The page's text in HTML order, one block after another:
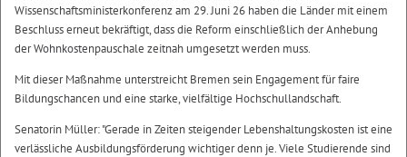
Wissenschaftsministerkonferenz am 29. Juni 26 haben die Länder mit einem
Beschluss erneut bekräftigt, dass die Reform einschließlich der Anhebung
der Wohnkostenpauschale zeitnah umgesetzt werden muss.
Mit dieser Maßnahme unterstreicht Bremen sein Engagement für faire
Bildungschancen und eine starke, vielfältige Hochschullandschaft.
Senatorin Müller: "Gerade in Zeiten steigender Lebenshaltungskosten ist eine
verlässliche Ausbildungsförderung wichtiger denn je. Viele Studierende sind